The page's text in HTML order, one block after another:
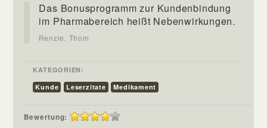
Das Bonusprogramm zur Kundenbindung
im Pharmabereich heißt Nebenwirkungen.
Renzie, Thom
KATEGORIEN:
Kunde
Leserzitate Medikament
Bewertung: